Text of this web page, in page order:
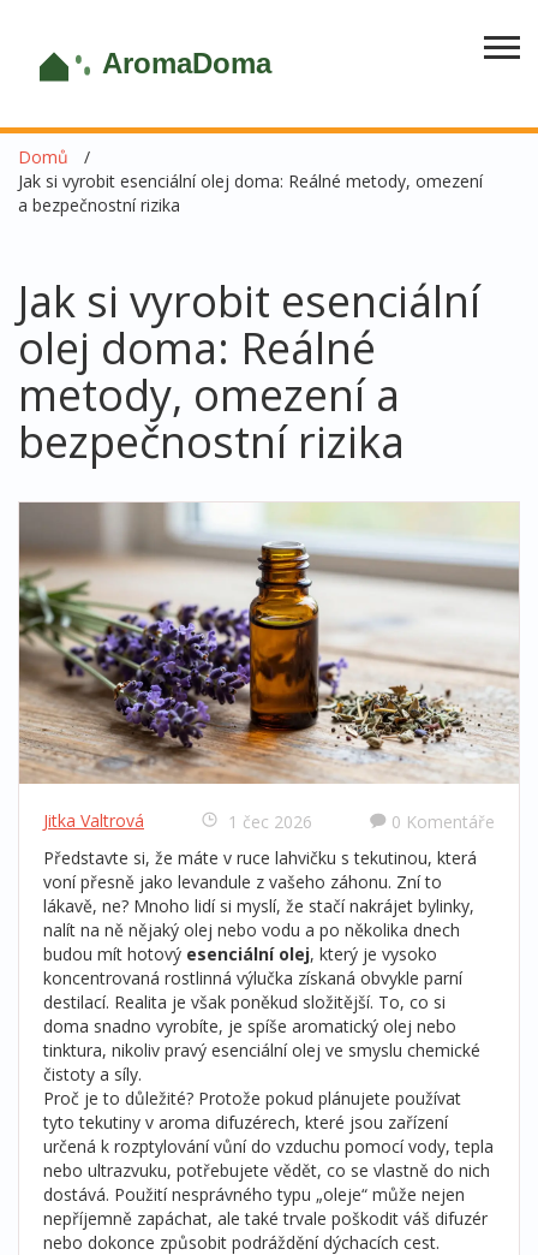
Domů
Jak si vyrobit esenciální olej doma: Reálné metody, omezení
a bezpečnostní rizika
Jak si vyrobit esenciální
olej doma: Reálné
metody, omezení a
bezpečnostní rizika
Jitka Valtrová 1 čec 2026
0 Komentáře
Představte si, že máte v ruce lahvičku s tekutinou, která
voní přesně jako levandule z vašeho záhonu. Zní to
lákavě, ne? Mnoho lidí si myslí, že stačí nakrájet bylinky,
nalít na ně nějaký olej nebo vodu a po několika dnech
budou mít hotový esenciální olej, který je vysoko
koncentrovaná rostlinná výlučka získaná obvykle parní
destilací. Realita je však poněkud složitější. To, co si
doma snadno vyrobíte, je spíše aromatický olej nebo
tinktura, nikoliv pravý esenciální olej ve smyslu chemické
čistoty a síly.
Proč je to důležité? Protože pokud plánujete používat
tyto tekutiny v aroma difuzérech, které jsou zařízení
určená k rozptylování vůní do vzduchu pomocí vody, tepla
nebo ultrazvuku, potřebujete vědět, co se vlastně do nich
dostává. Použití nesprávného typu „oleje“ může nejen
nepříjemně zapáchat, ale také trvale poškodit váš difuzér
nebo dokonce způsobit podráždění dýchacích cest.